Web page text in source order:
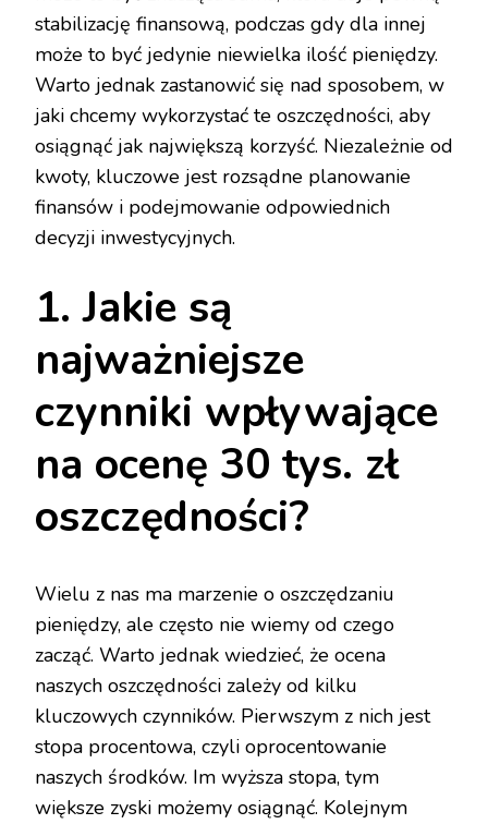
stabilizację finansową, podczas gdy dla innej
może to być jedynie niewielka ilość pieniędzy.
Warto jednak zastanowić się nad sposobem, w
jaki chcemy wykorzystać te oszczędności, aby
osiągnąć jak największą korzyść. Niezależnie od
kwoty, kluczowe jest rozsądne planowanie
finansów i podejmowanie odpowiednich
decyzji inwestycyjnych.
1. Jakie są
najważniejsze
czynniki wpływające
na ocenę 30 tys. zł
oszczędności?
Wielu z nas ma marzenie o oszczędzaniu
pieniędzy, ale często nie wiemy od czego
zacząć. Warto jednak wiedzieć, że ocena
naszych oszczędności zależy od kilku
kluczowych czynników. Pierwszym z nich jest
stopa procentowa, czyli oprocentowanie
naszych środków. Im wyższa stopa, tym
większe zyski możemy osiągnąć. Kolejnym